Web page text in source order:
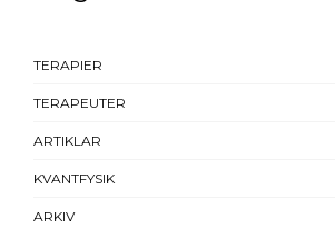
TERAPIER
TERAPEUTER
ARTIKLAR
KVANTFYSIK
ARKIV